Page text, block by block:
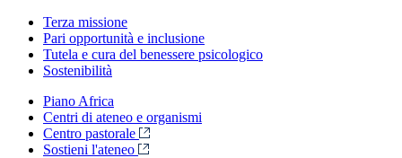
Terza missione
Pari opportunità e inclusione
Tutela e cura del benessere psicologico
Sostenibilità
Piano Africa
Centri di ateneo e organismi
Centro pastorale
Sostieni l'ateneo